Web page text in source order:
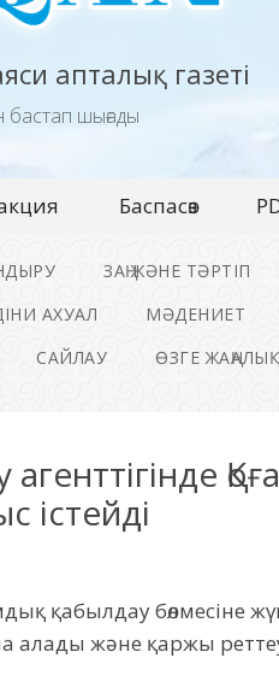
апталық газеті
шығады
Баспасөз
ЗАҢ ЖӘНЕ ТӘРТІП
АХУАЛ МӘДЕНИЕТ
САЙЛАУ ӨЗГЕ
істейді
қабылдау бөлмесіне
және қаржы